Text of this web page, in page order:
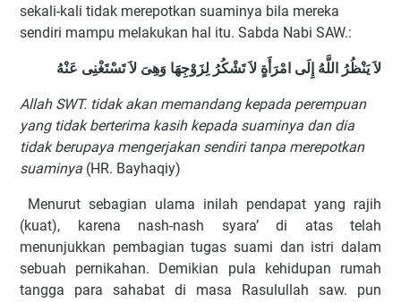
sekali-kali tidak merepotkan suaminya bila mereka
sendiri mampu melakukan hal itu. Sabda Nabi SAW.:
لاَ يَنْظُرُ اللَّهُ إِلَى امْرَأَةٍ لاَ تَشْكُرُ لِزَوْجِهَا وَهِىَ لاَ تَسْتَغْنِى عَنْهُ
Allah SWT. tidak akan memandang kepada perempuan
yang tidak berterima kasih kepada suaminya dan dia
tidak berupaya mengerjakan sendiri tanpa merepotkan
suaminya (HR. Bayhaqiy)
Menurut sebagian ulama inilah pendapat yang rajih
(kuat), karena nash-nash syara’ di atas telah
menunjukkan pembagian tugas suami dan istri dalam
sebuah pernikahan. Demikian pula kehidupan rumah
tangga para sahabat di masa Rasulullah saw. pun